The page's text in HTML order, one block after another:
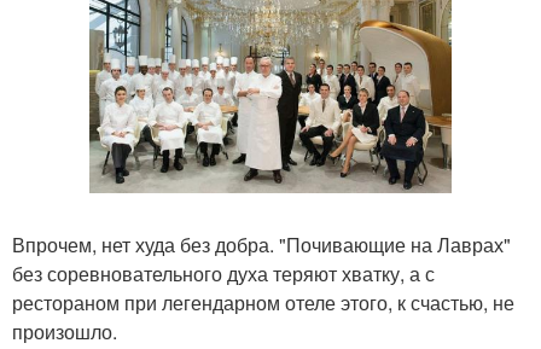
Впрочем, нет худа без добра. "Почивающие на Лаврах"
без соревновательного духа теряют хватку, а с
рестораном при легендарном отеле этого, к счастью, не
произошло.